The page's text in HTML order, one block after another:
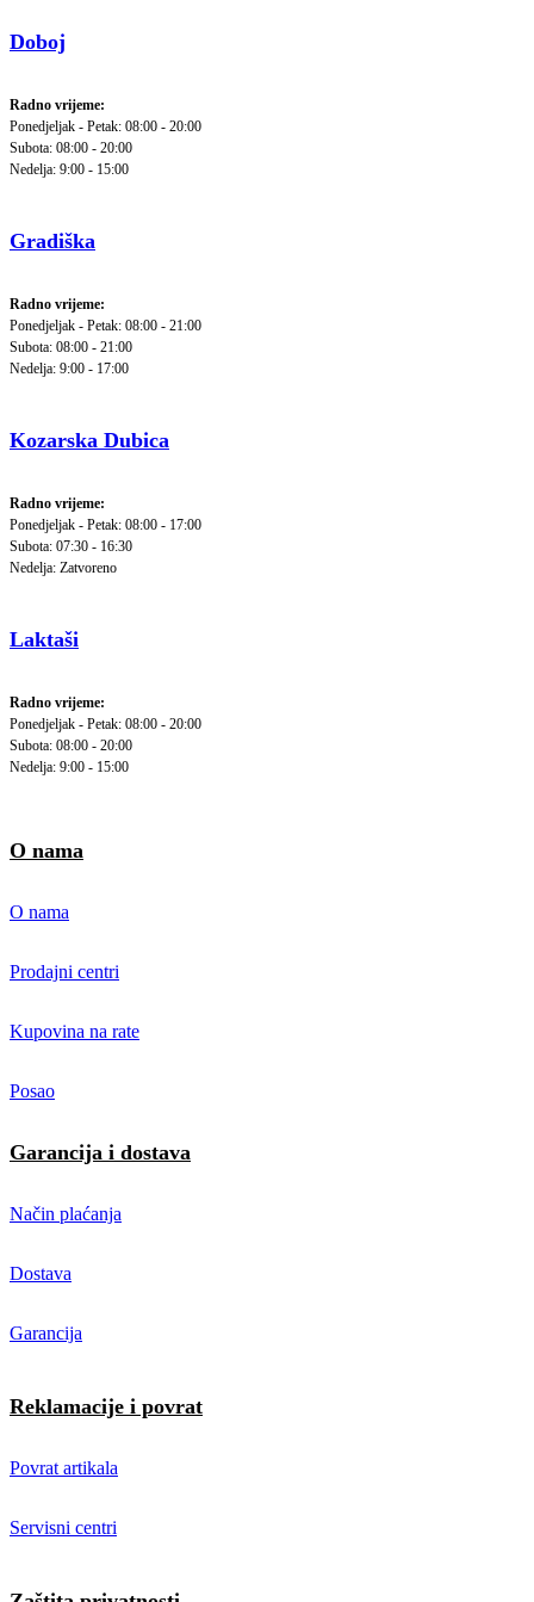
Doboj
Radno vrijeme:
Ponedjeljak - Petak: 08:00 - 20:00
Subota: 08:00 - 20:00
Nedelja: 9:00 - 15:00
Gradiška
Radno vrijeme:
Ponedjeljak - Petak: 08:00 - 21:00
Subota: 08:00 - 21:00
Nedelja: 9:00 - 17:00
Kozarska Dubica
Radno vrijeme:
Ponedjeljak - Petak: 08:00 - 17:00
Subota: 07:30 - 16:30
Nedelja: Zatvoreno
Laktaši
Radno vrijeme:
Ponedjeljak - Petak: 08:00 - 20:00
Subota: 08:00 - 20:00
Nedelja: 9:00 - 15:00
O nama
O nama
Prodajni centri
Kupovina na rate
Posao
Garancija i dostava
Način plaćanja
Dostava
Garancija
Reklamacije i povrat
Povrat artikala
Servisni centri